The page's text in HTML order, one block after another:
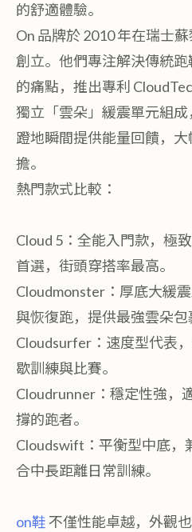
的舒適體驗。
On 品牌於 2010 年在瑞士
創立。他們專注解決傳統
的痛點，推出專利
獨立「雲朵」緩震單元組
蹬地瞬間提供能量回饋，
擔。
熱門款式比較：
Cloud 5：全能入門款，極
首選，街頭穿搭率最高。
Cloudmonster：厚底大緩
與恢復跑，提供最強雲朵包
Cloudsurfer：速度型代表
歇訓練與比賽。
Cloudrunner：穩定性強，
撐的跑者。
Cloudswift：平衡型中底，
合中長距離日常訓練。
on鞋不僅性能卓越，外觀